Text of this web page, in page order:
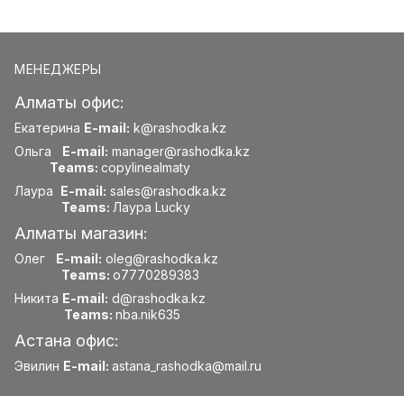
МЕНЕДЖЕРЫ
Алматы офис:
Екатерина E-mail: k@rashodka.kz
Ольга E-mail: manager@rashodka.kz
Teams: copylinealmaty
Лаура E-mail: sales@rashodka.kz
Teams: Лаура Lucky
Алматы магазин:
Олег E-mail: oleg@rashodka.kz
Teams: o7770289383
Никита E-mail: d@rashodka.kz
Teams: nba.nik635
Астана офис:
Эвилин E-mail: astana_rashodka@mail.ru